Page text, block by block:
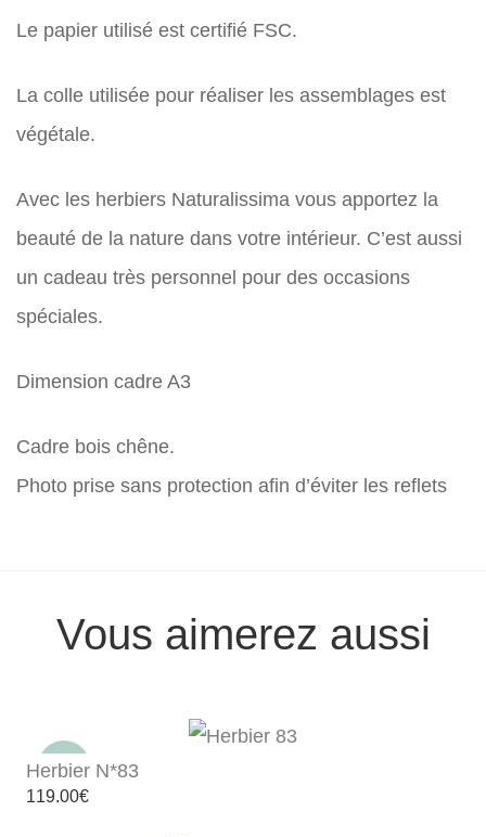
Le papier utilisé est certifié FSC.
La colle utilisée pour réaliser les assemblages est
végétale.
Avec les herbiers Naturalissima vous apportez la
beauté de la nature dans votre intérieur. C’est aussi
un cadeau très personnel pour des occasions
spéciales.
Dimension cadre A3
Cadre bois chêne.
Photo prise sans protection afin d’éviter les reflets
Vous aimerez aussi
Herbier N*83
119.00€